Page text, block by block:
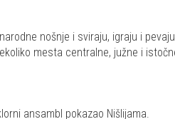
nošnje i sviraju, igraju i
mesta centralne, južne i
ansambl pokazao Nišlijama.